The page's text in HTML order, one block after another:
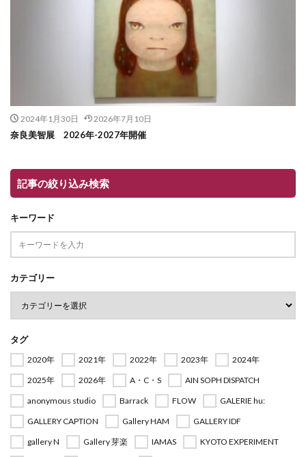
2024年1月30日 2026年7月10日
奈良美智展 2026年-2027年開催
記事の絞り込み検索
キーワード
カテゴリー
タグ
2020年 2021年 2022年 2023年
2024年
2025年
2026年 A・C・S
AIN SOPH DISPATCH
anonymous studio
Barrack FLOW
GALERIE hu:
GALLERY CAPTION
Gallery HAM
GALLERY IDF
gallery N
Gallery 芽楽 IAMAS
KYOTO EXPERIMENT